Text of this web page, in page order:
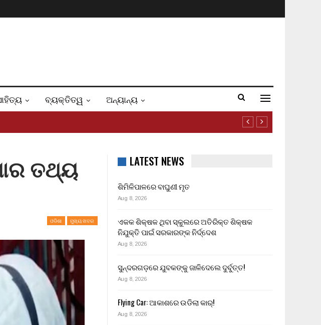
ବ୍ୟକ୍ତିତ୍ୱ ଅନ୍ୟାନ୍ୟ
ତଥ୍ୟ
ଓଡିଶା ମୁଖ୍ୟ ଖବର
LATEST NEWS
ଶିମିଳିପାଳରେ ବାଘୁଣୀ ମୃତ
Aug 8, 2026
ଏକକ ଶିକ୍ଷକ ଥିବା ସ୍କୁଲରେ ଅତିରିକ୍ତ ଶିକ୍ଷକ
ନିଯୁକ୍ତି ପାଇଁ ସରକାରଙ୍କ ନିର୍ଦ୍ଦେଶ
Aug 8, 2026
ସୁନ୍ଦରଗଡ଼ରେ ଯୁବକଙ୍କୁ ଜାଳିଦେଲେ ଦୁର୍ବୁତ୍ତ!
Aug 8, 2026
Flying Car: ଆକାଶରେ ଉଡିଲା କାର୍!
Aug 8, 2026